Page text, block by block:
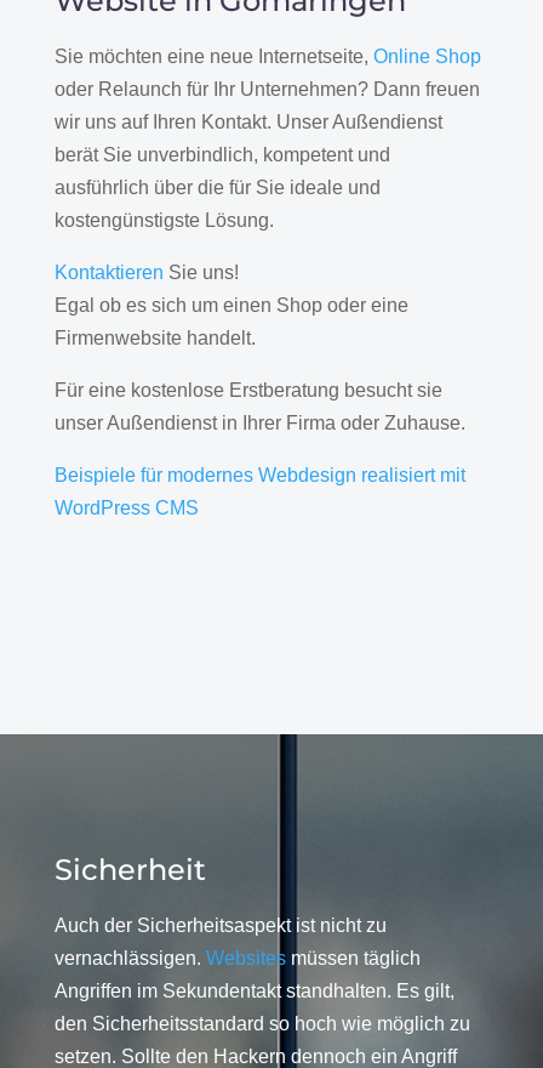
Sie möchten eine neue Internetseite, Online Shop
oder Relaunch für Ihr Unternehmen? Dann freuen
wir uns auf Ihren Kontakt. Unser Außendienst
berät Sie unverbindlich, kompetent und
ausführlich über die für Sie ideale und
kostengünstigste Lösung.
Kontaktieren Sie uns!
Egal ob es sich um einen Shop oder eine
Firmenwebsite handelt.
Für eine kostenlose Erstberatung besucht sie
unser Außendienst in Ihrer Firma oder Zuhause.
Beispiele für modernes Webdesign realisiert mit
WordPress CMS
Sicherheit
Auch der Sicherheitsaspekt ist nicht zu
vernachlässigen. Websitesmüssen täglich
Angriffen im Sekundentakt standhalten. Es gilt,
den Sicherheitsstandard so hoch wie möglich zu
setzen. Sollte den Hackern dennoch ein Angriff